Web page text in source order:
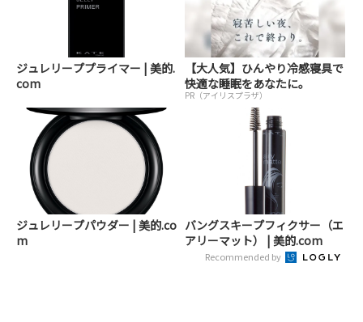
ジュレリーププライマー | 美的.
com
【大人気】ひんやり冷感寝具で
快適な睡眠をあなたに。
PR（アイリスプラザ）
ジュレリープパウダー | 美的.co
m
バングスキープフィクサー（エ
アリーマット） | 美的.com
Recommended by